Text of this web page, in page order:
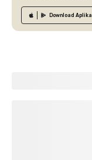
Download